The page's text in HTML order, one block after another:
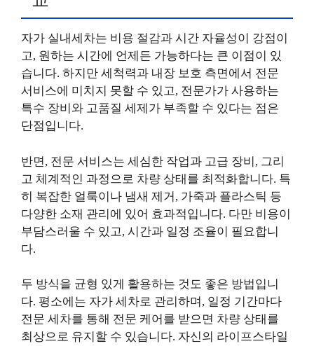
자가 실내세차는 비용 절감과 시간 자율성이 강점이
고, 원하는 시간에 언제든 가능하다는 큰 이점이 있
습니다. 하지만 세척력과 내장 보호 측면에서 전문
서비스에 미치지 못할 수 있고, 전문가가 사용하는
특수 장비와 고품질 세제가 부족할 수 있다는 점은
단점입니다.
반면, 전문 서비스는 세심한 작업과 고급 장비, 그리
고 체계적인 과정으로 차량 상태를 최적화합니다. 특
히 복잡한 얼룩이나 냄새 제거, 가죽과 플라스틱 등
다양한 소재 관리에 있어 효과적입니다. 다만 비용이
부담스러울 수 있고, 시간과 일정 조율이 필요합니
다.
두 방식을 균형 있게 활용하는 것도 좋은 방법입니
다. 평소에는 자가 세차로 관리하며, 일정 기간마다
전문 세차를 통해 전문 케어를 받으면 차량 상태를
최상으로 유지할 수 있습니다. 자신의 라이프스타일